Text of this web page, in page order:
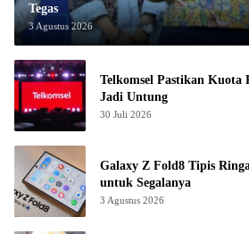
Tegas
3 Agustus 2026
Telkomsel Pastikan Kuota
Jadi Untung
30 Juli 2026
Galaxy Z Fold8 Tipis
untuk Segalanya
3 Agustus 2026